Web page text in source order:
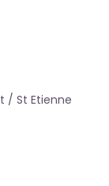
/ St Etienne